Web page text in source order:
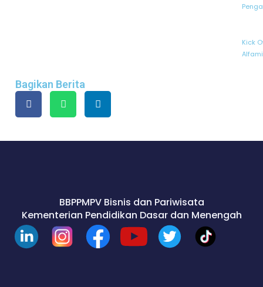
Kick
Bagikan Berita
BBPPMPV Bisnis dan Pariwisata
Kementerian Pendidikan Dasar dan Menengah